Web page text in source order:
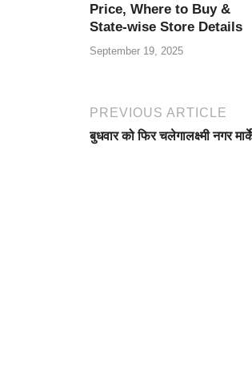
Price, Where to Buy &
State-wise Store Details
September 19, 2025
PREVIOUS ARTICLE
बुधवार को फिर चलेगालक्ष्मी नगर